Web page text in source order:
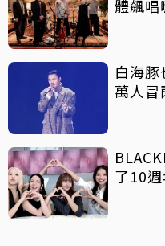
體飆唱
白海
萬人冒
了10